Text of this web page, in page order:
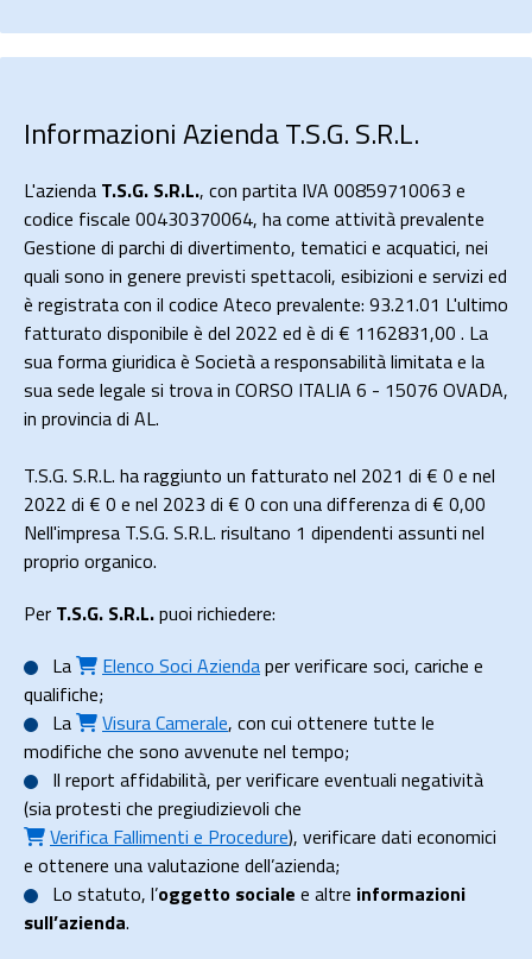
Informazioni Azienda T.S.G. S.R.L.
L'azienda T.S.G. S.R.L., con partita IVA 00859710063 e
codice fiscale 00430370064, ha come attività prevalente
Gestione di parchi di divertimento, tematici e acquatici, nei
quali sono in genere previsti spettacoli, esibizioni e servizi ed
è registrata con il codice Ateco prevalente: 93.21.01 L'ultimo
fatturato disponibile è del 2022 ed è di € 1162831,00 . La
sua forma giuridica è Società a responsabilità limitata e la
sua sede legale si trova in CORSO ITALIA 6 - 15076 OVADA,
in provincia di AL.
T.S.G. S.R.L. ha raggiunto un fatturato nel 2021 di € 0 e nel
2022 di € 0 e nel 2023 di € 0 con una differenza di € 0,00
Nell'impresa T.S.G. S.R.L. risultano 1 dipendenti assunti nel
proprio organico.
Per T.S.G. S.R.L.puoi richiedere:
La
Elenco Soci Aziendaper verificare soci, cariche e
qualifiche;
La
Visura Camerale, con cui ottenere tutte le
modifiche che sono avvenute nel tempo;
Il report affidabilità, per verificare eventuali negatività
(sia protesti che pregiudizievoli che
Verifica Fallimenti e Procedure), verificare dati economici
e ottenere una valutazione dell’azienda;
Lo statuto, l’oggetto sociale e altre informazioni
sull’azienda.